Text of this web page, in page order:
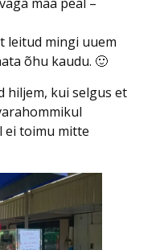
leitud mingi uuem
õhu kaudu. 🙂
hiljem, kui selgus et
ei toimu mitte